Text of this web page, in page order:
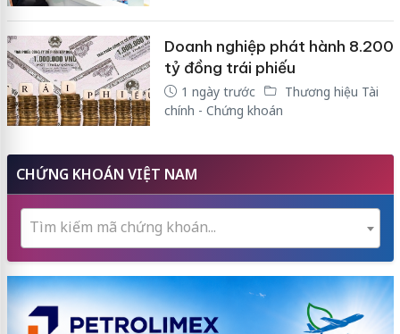
Doanh nghiệp phát hành 8.200
tỷ đồng trái phiếu
1 ngày trước
Thương hiệu Tài
chính - Chứng khoán
CHỨNG KHOÁN VIỆT NAM
Tìm kiếm mã chứng khoán...